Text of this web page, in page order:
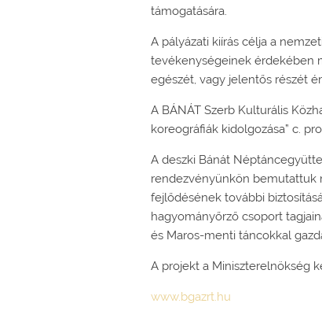
támogatására.
A pályázati kiírás célja a
tevékenységeinek érdekében
egészét, vagy jelentős részét
A BÁNÁT Szerb Kulturális
koreográfiák kidolgozása” c.
A deszki Bánát
rendezvényünkön bemutattuk
fejlődésének további
hagyományőrző csoport
és Maros-menti táncokkal
A projekt a Miniszterelnökség
www.bgazrt.hu